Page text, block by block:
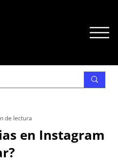
en Instagram
de lectura